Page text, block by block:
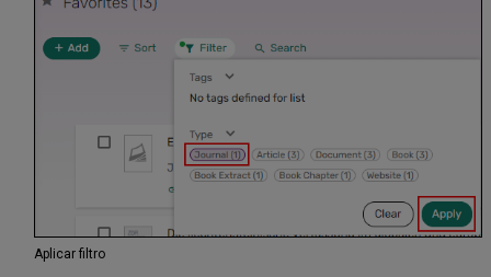
Aplicar filtro